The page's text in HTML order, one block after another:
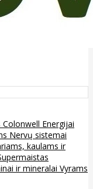
Colonwell Energijai
Nervų sistemai
kaulams ir
ir mineralai Vyrams